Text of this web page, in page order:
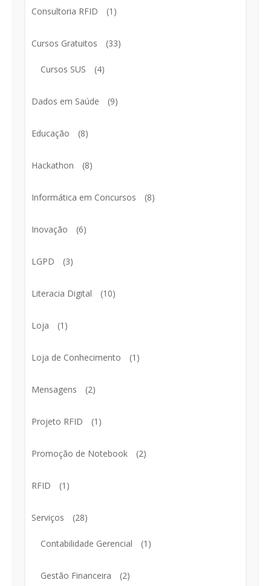
Consultoria RFID (1)
Cursos Gratuitos (33)
Cursos SUS (4)
Dados em Saúde (9)
Educação (8)
Hackathon (8)
Informática em Concursos (8)
Inovação (6)
LGPD (3)
Literacia Digital (10)
Loja (1)
Loja de Conhecimento (1)
Mensagens (2)
Projeto RFID (1)
Promoção de Notebook (2)
RFID (1)
Serviços (28)
Contabilidade Gerencial (1)
Gestão Financeira (2)